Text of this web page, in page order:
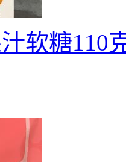
软糖110